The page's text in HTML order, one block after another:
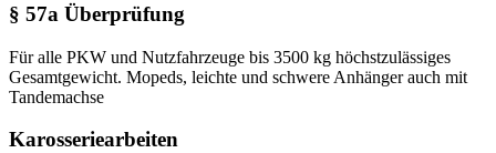
§ 57a Überprüfung
Für alle PKW und Nutzfahrzeuge bis 3500 kg höchstzulässiges
Gesamtgewicht. Mopeds, leichte und schwere Anhänger auch mit
Tandemachse
Karosseriearbeiten